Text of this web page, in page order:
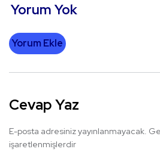
Yorum Yok
Yorum Ekle
Cevap Yaz
E-posta adresiniz yayınlanmayacak.
işaretlenmişlerdir